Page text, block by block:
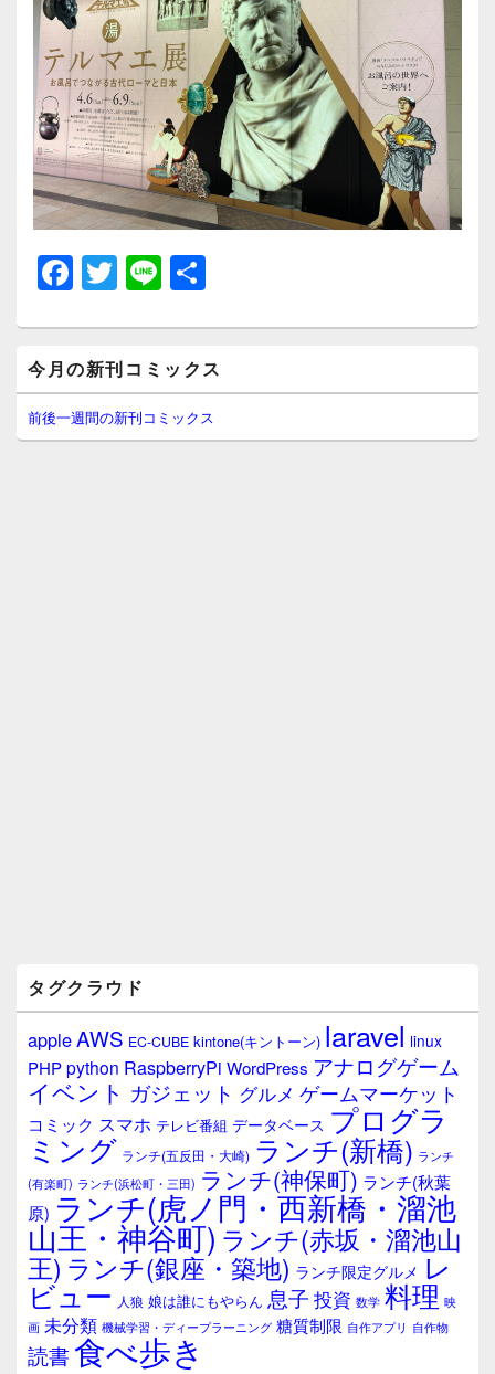
F
a
c
e
b
o
T
wi
tt
er
Li
n
e
イ
ン
サ
イ
今月の新刊コミックス
前後一週間の新刊コミックス
タグクラウド
appleAWS EC-CUBE kintone(キントーン) laravel linux
PHPpython RaspberryPi WordPress アナログゲーム
イベント ガジェット グルメ ゲームマーケット
コミック スマホ テレビ番組 データベース プログラ
ミング ランチ(五反田・大崎) ランチ(新橋) ランチ
(有楽町) ランチ(浜松町・三田) ランチ(神保町) ランチ(秋葉
原) ランチ(虎ノ門・西新橋・溜池
山王・神谷町) ランチ(赤坂・溜池山
王) ランチ(銀座・築地) ランチ限定グルメ レ
ビュー 人狼 娘は誰にもやらん 息子 投資 数学 料理 映
画 未分類 機械学習・ディープラーニング 糖質制限 自作アプリ 自作物
読書食べ歩き